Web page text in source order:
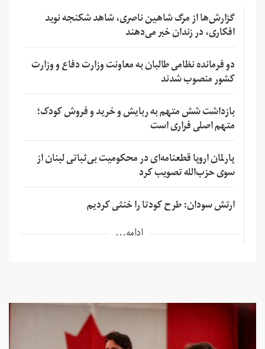
گزارش‌ها از مرگ شاهین ناصری، شاهد شکنجه نوید
افکاری، در زندان خبر می‌دهند
دو فرمانده نظامی طالبان به معاونت وزارت دفاع و وزارت
کشور منصوب شدند
بازداشت شش متهم به ربایش و خرید و فروش کودک؛
متهم اصلی فراری است
پارلمان اروپا قطعنامه‌ای در محکومیت بی‌ثباتی لبنان از
سوی حزب‌الله تصویب کرد
ارتش سودان: طرح کودتا را خنثی کردیم
ادامه...